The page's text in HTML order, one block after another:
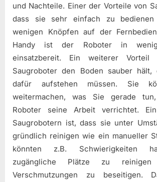
und Nachteile. Einer der Vorteile von
dass sie sehr einfach zu
wenigen Knöpfen auf der
Handy ist der Roboter in
einsatzbereit. Ein weiterer
Saugroboter den Boden sauber hält,
dafür aufstehen müssen. Sie
weitermachen, was Sie gerade
Roboter seine Arbeit verrichtet.
Saugrobotern ist, dass sie unter
gründlich reinigen wie ein manueller
könnten z.B. Schwierigkeiten
zugängliche Plätze zu
Verschmutzungen zu beseitigen.